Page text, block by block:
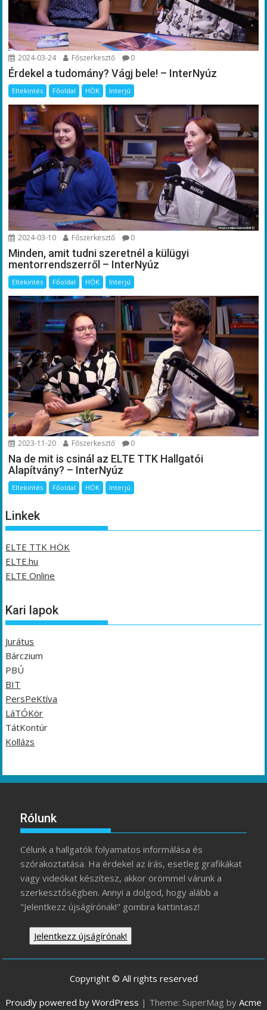
2024-03-24 Főszerkesztő 0
Érdekel a tudomány? Vágj bele! – InterNyúz
Eltekintés Főoldal HÖK Interjú
2024-03-10 Főszerkesztő 0
Minden, amit tudni szeretnél a külügyi
mentorrendszerről – InterNyúz
Eltekintés Főoldal HÖK Interjú
2023-11-20 Főszerkesztő 0
Na de mit is csinál az ELTE TTK Hallgatói
Alapítvány? – InterNyúz
Eltekintés Főoldal HÖK Interjú
Linkek
ELTE TTK HÖK
ELTE.hu
ELTE Online
Kari lapok
Jurátus
Bárczium
PBÚ
BIT
PersPeKtíva
LáTÓKör
TátKontúr
Kollázs
Rólunk
Célunk a hallgatók folyamatos informálása és
szórakoztatása. Ha érdekel az írás, esetleg grafikákat
vagy videókat készítesz, akkor örömmel várunk a
szerkesztőségben. Annyi a dolgod, hogy alább a
"Jelentkezz újságírónak!" gombra kattintasz!
Jelentkezz újságírónak!
Copyright © All rights reserved
Proudly powered by WordPress | Theme: SuperMag by Acme